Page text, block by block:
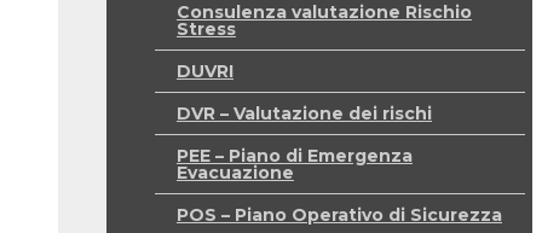
Consulenza valutazione Rischio
Stress
DUVRI
DVR – Valutazione dei rischi
PEE – Piano di Emergenza
Evacuazione
POS – Piano Operativo di Sicurezza